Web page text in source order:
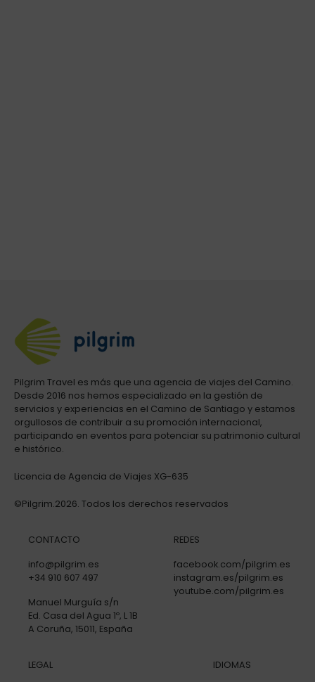
Pilgrim Travel es más que una agencia de viajes del Camino.
Desde 2016 nos hemos especializado en la gestión de
servicios y experiencias en el Camino de Santiago y estamos
orgullosos de contribuir a su promoción internacional,
participando en eventos para potenciar su patrimonio cultural
e histórico.
Licencia de Agencia de Viajes XG-635
©Pilgrim.2026. Todos los derechos reservados
CONTACTO
info@pilgrim.es
+34 910 607 497
Manuel Murguía s/n
Ed. Casa del Agua 1º, L 1B
A Coruña, 15011, España
REDES
facebook.com/pilgrim.es
instagram.es/pilgrim.es
youtube.com/pilgrim.es
LEGAL IDIOMAS